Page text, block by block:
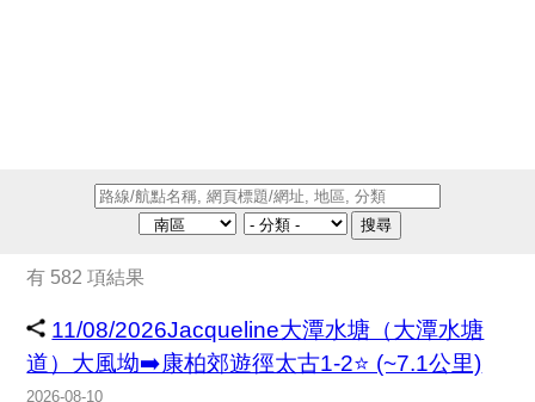
搜尋
有 582 項結果
11/08/2026Jacqueline大潭水塘（大潭水塘
道）大風坳➡️康柏郊遊徑太古1-2⭐ (~7.1公里)
2026-08-10